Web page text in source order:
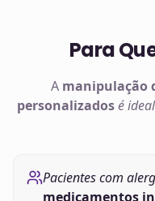
Para
A manipulação
personalizados é
Pacientes com
medicamentos